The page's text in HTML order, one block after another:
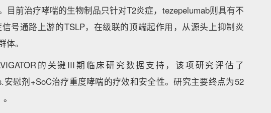
目前治疗哮喘的生物制品只针对T2炎症，tezepelumab则具有不
号通路上游的TSLP，在级联的顶端起作用，从源头上抑制炎
。
的关键III期临床研究数据支持，该项研究评估了
安慰剂+SoC治疗重度哮喘的疗效和安全性。研究主要终点为52